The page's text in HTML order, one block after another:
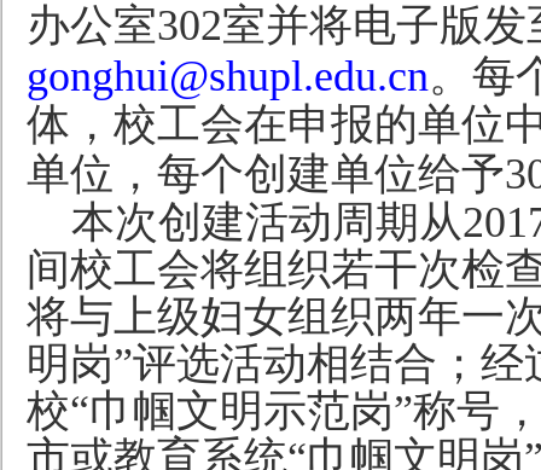
办公室302室并将电子版
gonghui@shupl.edu.cn。每
体，校工会在申报的单位
单位，每个创建单位给予
本次创建活动周期从
间校工会将组织若干次检
将与上级妇女组织两年一
明岗”评选活动相结合；
校“巾帼文明示范岗”称号
市或教育系统“巾帼文明